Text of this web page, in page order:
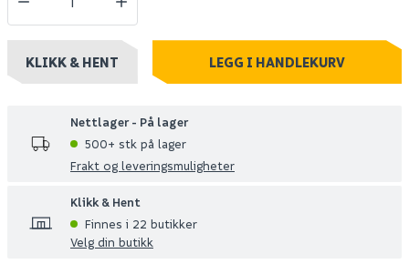
KLIKK & HENT LEGG I HANDLEKURV
Nettlager - På lager
500+ stk på lager
Frakt og leveringsmuligheter
Klikk & Hent
Finnes i 22 butikker
Velg din butikk